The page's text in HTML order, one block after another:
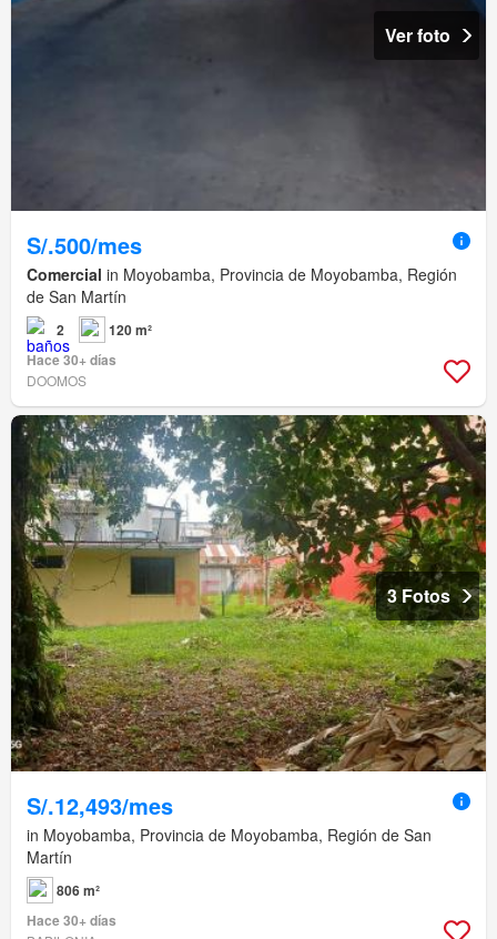
Ver foto
S/.500/mes
Comercial in Moyobamba, Provincia de Moyobamba, Región
de San Martín
2
120 m²
Hace 30+ días
DOOMOS
3 Fotos
S/.12,493/mes
in Moyobamba, Provincia de Moyobamba, Región de San
Martín
806 m²
Hace 30+ días